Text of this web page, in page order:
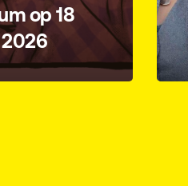
op 18